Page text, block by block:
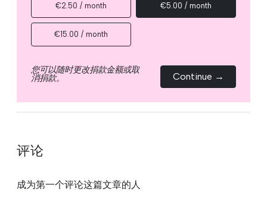
€2.50 / month €5.00 / month
€15.00 / month
您可以随时更改捐款金额或取
消捐款。 Continue →
评论
成为第一个评论这篇文章的人